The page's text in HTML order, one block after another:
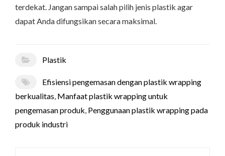
terdekat. Jangan sampai salah pilih jenis plastik agar
dapat Anda difungsikan secara maksimal.
Plastik
Efisiensi pengemasan dengan plastik wrapping
berkualitas Manfaat plastik wrapping untuk
pengemasan produk Penggunaan plastik wrapping pada
produk industri